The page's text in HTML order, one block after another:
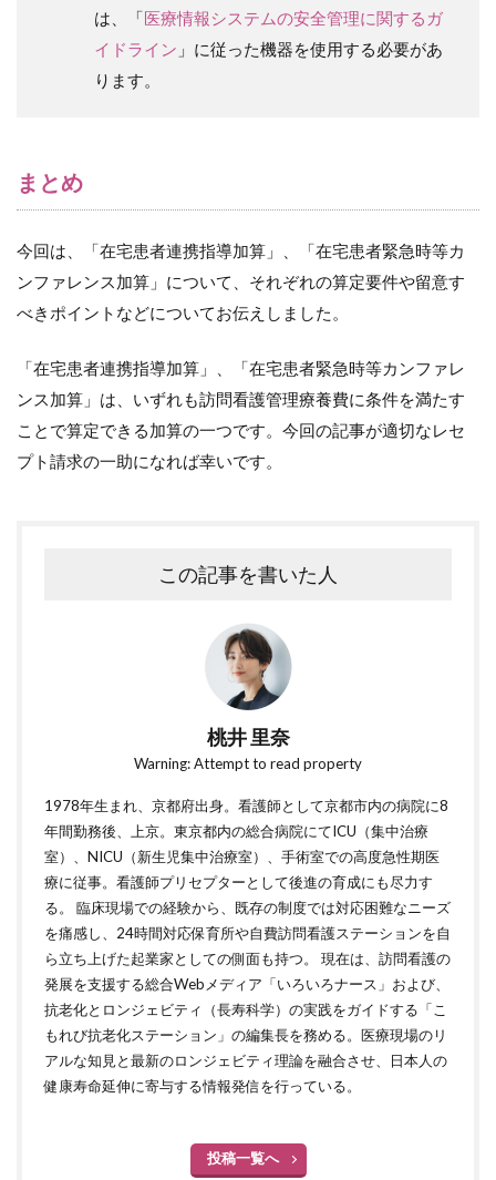
は、「医療情報システムの安全管理に関するガ
イドライン 」に従った機器を使用する必要があ
ります。
まとめ
今回は、「在宅患者連携指導加算」、「在宅患者緊急時等カ
ンファレンス加算」について、それぞれの算定要件や留意す
べきポイントなどについてお伝えしました。
「在宅患者連携指導加算」、「在宅患者緊急時等カンファレ
ンス加算」は、いずれも訪問看護管理療養費に条件を満たす
ことで算定できる加算の一つです。今回の記事が適切なレセ
プト請求の一助になれば幸いです。
この記事を書いた人
桃井 里奈
Warning: Attempt to read property
1978年生まれ、京都府出身。看護師として京都市内の病院に8
年間勤務後、上京。東京都内の総合病院にてICU（集中治療
室）、NICU（新生児集中治療室）、手術室での高度急性期医
療に従事。看護師プリセプターとして後進の育成にも尽力す
る。 臨床現場での経験から、既存の制度では対応困難なニーズ
を痛感し、24時間対応保育所や自費訪問看護ステーションを自
ら立ち上げた起業家としての側面も持つ。 現在は、訪問看護の
発展を支援する総合Webメディア「いろいろナース」および、
抗老化とロンジェビティ（長寿科学）の実践をガイドする「こ
もれび抗老化ステーション」の編集長を務める。医療現場のリ
アルな知見と最新のロンジェビティ理論を融合させ、日本人の
健康寿命延伸に寄与する情報発信を行っている。
投稿一覧へ